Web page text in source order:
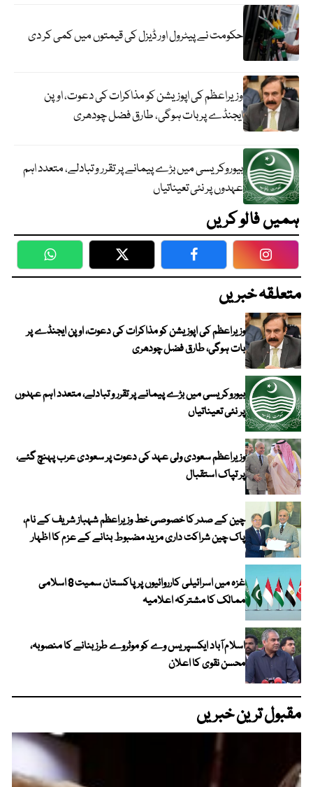
حکومت نے پیٹرول اور ڈیزل کی قیمتوں میں کمی کر دی
وزیراعظم کی اپوزیشن کو مذاکرات کی دعوت، اوپن
ایجنڈے پر بات ہوگی، طارق فضل چودھری
بیوروکریسی میں بڑے پیمانے پر تقرر و تبادلے، متعدد اہم
عہدوں پر نئی تعیناتیاں
ہمیں فالو کریں
WhatsApp Twitter Facebook
متعلقہ خبریں
وزیراعظم کی اپوزیشن کو مذاکرات کی دعوت، اوپن ایجنڈے پر
بات ہوگی، طارق فضل چودھری
بیوروکریسی میں بڑے پیمانے پر تقرر و تبادلے، متعدد اہم عہدوں
پر نئی تعیناتیاں
وزیراعظم سعودی ولی عہد کی دعوت پر سعودی عرب پہنچ گئے،
پر تپاک استقبال
چین کے صدر کا خصوصی خط وزیراعظم شہباز شریف کے نام،
پاک چین شراکت داری مزید مضبوط بنانے کے عزم کا اظہار
غزہ میں اسرائیلی کارروائیوں پر پاکستان سمیت 8 اسلامی
ممالک کا مشترکہ اعلامیہ
اسلام آباد ایکسپریس وے کو موٹروے طرز بنانے کا منصوبہ،
محسن نقوی کا اعلان
مقبول ترین خبریں